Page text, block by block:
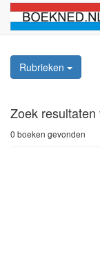
Rubrieken
Zoek resultaten
0 boeken gevonden